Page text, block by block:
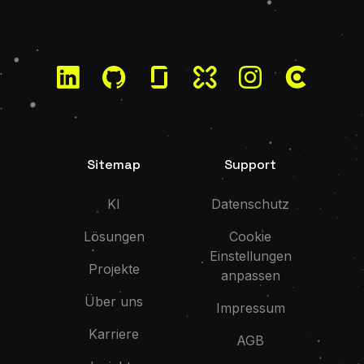
LinkedInGitHub GlassdoorKununuInstagramClutch
Sitemap
KI
Lösungen
Projekte
Über uns
Karriere
Support
Datenschutz
Cookie
Einstellungen
anpassen
Impressum
AGB